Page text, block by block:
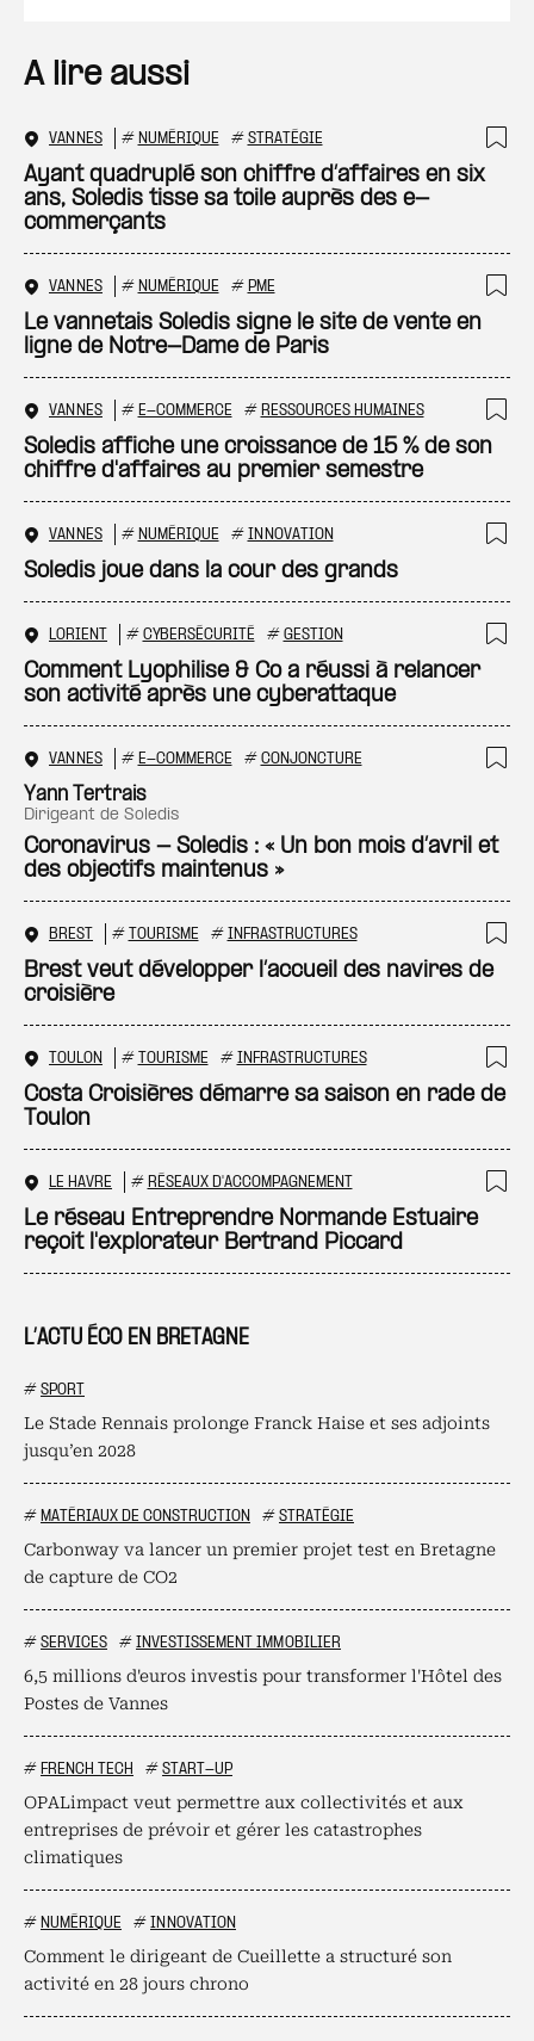
L’ACTU ÉCO EN BRETAGNE
# SPORT
Le Stade Rennais prolonge Franck Haise et ses adjoints
jusqu’en 2028
# MATÉRIAUX DE CONSTRUCTION # STRATÉGIE
Carbonway va lancer un premier projet test en Bretagne
de capture de CO2
# SERVICES # INVESTISSEMENT IMMOBILIER
6,5 millions d'euros investis pour transformer l'Hôtel des
Postes de Vannes
# FRENCH TECH # START-UP
OPALimpact veut permettre aux collectivités et aux
entreprises de prévoir et gérer les catastrophes
climatiques
# NUMÉRIQUE # INNOVATION
Comment le dirigeant de Cueillette a structuré son
activité en 28 jours chrono
A lire aussi
VANNES # NUMÉRIQUE # STRATÉGIE
Ayant quadruplé son chiffre d’affaires en six
ans, Soledis tisse sa toile auprès des e-
commerçants
VANNES # NUMÉRIQUE # PME
Le vannetais Soledis signe le site de vente en
ligne de Notre-Dame de Paris
VANNES # E-COMMERCE # RESSOURCES HUMAINES
Soledis affiche une croissance de 15 % de son
chiffre d'affaires au premier semestre
VANNES # NUMÉRIQUE # INNOVATION
Soledis joue dans la cour des grands
LORIENT # CYBERSÉCURITÉ # GESTION
Comment Lyophilise & Co a réussi à relancer
son activité après une cyberattaque
VANNES # E-COMMERCE # CONJONCTURE
Yann Tertrais
dirigeant de Soledis
Coronavirus - Soledis : « Un bon mois d’avril et
des objectifs maintenus »
BREST # TOURISME # INFRASTRUCTURES
Brest veut développer l’accueil des navires de
croisière
TOULON # TOURISME # INFRASTRUCTURES
Costa Croisières démarre sa saison en rade de
Toulon
LE HAVRE # RÉSEAUX D'ACCOMPAGNEMENT
Le réseau Entreprendre Normande Estuaire
reçoit l'explorateur Bertrand Piccard